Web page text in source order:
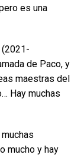
es una
(2021-
de Paco, y
maestras del
Hay muchas
mucho y hay